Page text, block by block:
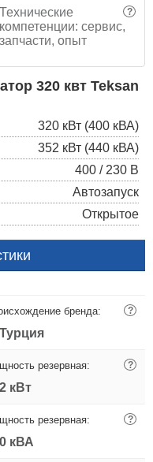
?
Технические
компетенции: сервис,
запчасти, опыт
320 квт Teksan
320 кВт (400 кВА)
352 кВт (440 кВА)
400 / 230 В
Автозапуск
Открытое
бренда: ?
Турция
резервная: ?
кВт
резервная: ?
кВА